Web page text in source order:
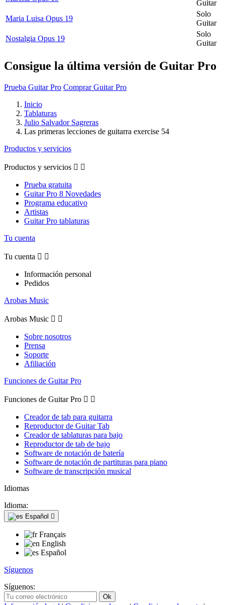
Guitar
Maria Luisa Opus 19
Solo
Guitar
Nostalgia Opus 19
Solo
Guitar
Consigue la última versión de Guitar Pro
Prueba Guitar Pro Comprar Guitar Pro
Inicio
Tablaturas
Julio Salvador Sagreras
Las primeras lecciones de guitarra exercise 54
Productos y servicios
Productos y servicios  
Prueba gratuita
Guitar Pro 8 Novedades
Programa educativo
Artistas
Guitar Pro tablaturas
Tu cuenta
Tu cuenta  
Información personal
Pedidos
Arobas Music
Arobas Music  
Sobre nosotros
Prensa
Soporte
Afiliación
Funciones de Guitar Pro
Funciones de Guitar Pro  
Creador de tab para guitarra
Reproductor de Guitar Tab
Creador de tablaturas para bajo
Reproductor de tab de bajo
Software de notación de batería
Software de notación de partituras para piano
Software de transcripción musical
Idiomas
Idioma:
Español 
Français
English
Español
Síguenos
Síguenos: